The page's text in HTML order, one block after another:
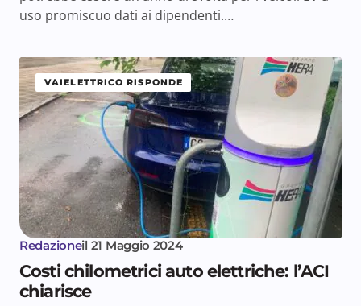
uso promiscuo dati ai dipendenti.…
VAIELETTRICO RISPONDE
Redazioneil 21 Maggio 2024
Costi chilometrici auto elettriche: l’ACI
chiarisce